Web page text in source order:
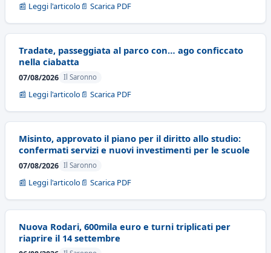
📰 Leggi l'articolo 📄 Scarica PDF
Tradate, passeggiata al parco con… ago conficcato
nella ciabatta
07/08/2026 Il Saronno
📰 Leggi l'articolo 📄 Scarica PDF
Misinto, approvato il piano per il diritto allo studio:
confermati servizi e nuovi investimenti per le scuole
07/08/2026 Il Saronno
📰 Leggi l'articolo 📄 Scarica PDF
Nuova Rodari, 600mila euro e turni triplicati per
riaprire il 14 settembre